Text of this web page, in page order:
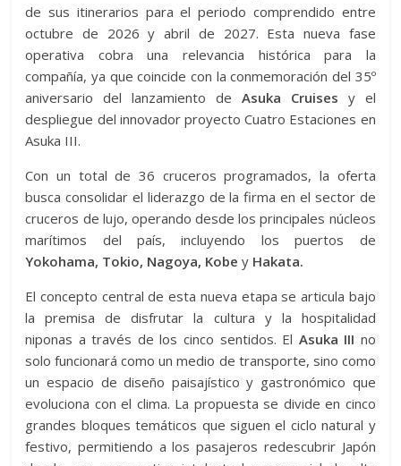
de sus itinerarios para el periodo comprendido entre
octubre de 2026 y abril de 2027. Esta nueva fase
operativa cobra una relevancia histórica para la
compañía, ya que coincide con la conmemoración del 35º
aniversario del lanzamiento de Asuka Cruises y el
despliegue del innovador proyecto Cuatro Estaciones en
Asuka III.
Con un total de 36 cruceros programados, la oferta
busca consolidar el liderazgo de la firma en el sector de
cruceros de lujo, operando desde los principales núcleos
marítimos del país, incluyendo los puertos de
Yokohama, Tokio, Nagoya, Kobe y Hakata.
El concepto central de esta nueva etapa se articula bajo
la premisa de disfrutar la cultura y la hospitalidad
niponas a través de los cinco sentidos. El Asuka III no
solo funcionará como un medio de transporte, sino como
un espacio de diseño paisajístico y gastronómico que
evoluciona con el clima. La propuesta se divide en cinco
grandes bloques temáticos que siguen el ciclo natural y
festivo, permitiendo a los pasajeros redescubrir Japón